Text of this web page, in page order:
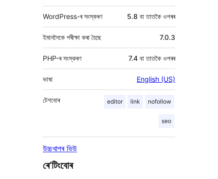
WordPress-ৰ সংস্কৰণ 5.8 বা তাতকৈ ওপৰৰ
ইমানলৈকে পৰীক্ষা কৰা হৈছে 7.0.3
PHP-ৰ সংস্কৰণ 7.4 বা তাতকৈ ওপৰৰ
ভাষা English (US)
editor link nofollow
seo
টেগবোৰ
উচ্চখাপৰ ভিউ
ৰে’টিংবোৰ